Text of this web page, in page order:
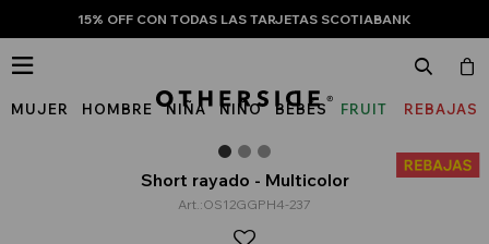
15% OFF CON TODAS LAS TARJETAS SCOTIABANK
MUJER HOMBRE NIÑA NIÑO BEBÉS
FRUIT
THE
REBAJAS

Short rayado - Multicolor
OS12GGPH4-237